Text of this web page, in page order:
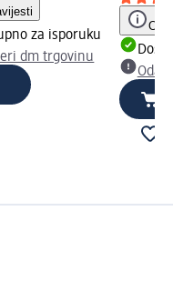
za isporuku
dm trgovinu